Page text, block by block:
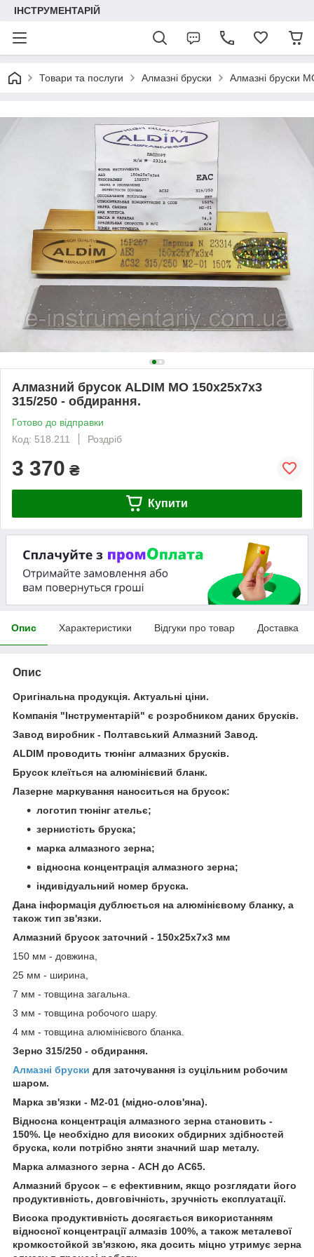
ІНСТРУМЕНТАРІЙ
Товари та послуги Алмазні бруски Алмазні бруски
Алмазний брусок ALDIM МО 150х25х7х3
315/250 - обдирання.
Готово до відправки
Код: 518.211
Роздріб
3 370 ₴
Купити
Опис Характеристики Відгуки про товар Доставка
Опис
Оригінальна продукція. Актуальні ціни.
Компанія "Інструментарій" є розробником даних брусків.
Завод виробник - Полтавський Алмазний Завод.
ALDIM проводить тюнінг алмазних брусків.
Брусок клеїться на алюмінієвий бланк.
Лазерне маркування наноситься на брусок:
логотип тюнінг ательє;
зернистість бруска;
марка алмазного зерна;
відносна концентрація алмазного зерна;
індивідуальний номер бруска.
Дана інформація дублюється на алюмінієвому бланку, а
також тип зв'язки.
Алмазний брусок заточний - 150х25х7х3 мм
150 мм - довжина,
25 мм - ширина,
7 мм - товщина загальна.
3 мм - товщина робочого шару.
4 мм - товщина алюмінієвого бланка.
Зерно 315/250 - обдирання.
Алмазні бруски для заточування із суцільним робочим
шаром.
Марка зв'язки - М2-01 (мідно-олов'яна).
Відносна концентрація алмазного зерна становить -
150%. Це необхідно для високих обдирних здібностей
бруска, коли потрібно зняти значний шар металу.
Марка алмазного зерна - ACH до АС65.
Алмазний брусок – є ефективним, якщо розглядати його
продуктивність, довговічність, зручність експлуатації.
Висока продуктивність досягається використанням
відносної концентрації алмазів 100%, а також металевої
кромкостойкой зв'язкою, яка досить міцно утримує зерна